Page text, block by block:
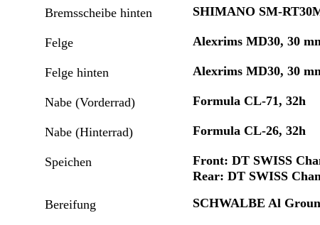
Bremsscheibe hinten SHIMANO SM-
Felge Alexrims MD30, 30
Felge hinten Alexrims MD30, 30
Nabe (Vorderrad) Formula CL-71, 32h
Nabe (Hinterrad) Formula CL-26, 32h
Speichen
Front: DT SWISS
Rear: DT SWISS
Bereifung
SCHWALBE Al